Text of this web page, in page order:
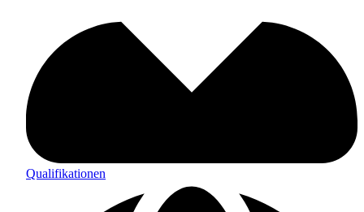
Qualifikationen